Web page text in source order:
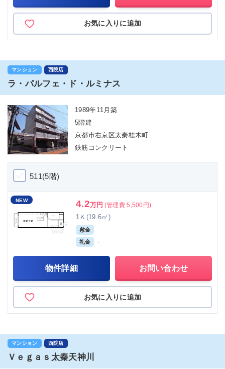
お気に入りに追加
マンション 西院店
ラ・パルフェ・ド・ルミナス
1989年11月築
5階建
京都市右京区太秦桂木町
鉄筋コンクリート
511(5階)
NEW 4.2万円 (管理費 5,500円)
1Ｋ(19.6㎡)
敷金 -
礼金 -
物件詳細 お問い合わせ
お気に入りに追加
マンション 西院店
Ｖｅｇａｓ太秦天神川